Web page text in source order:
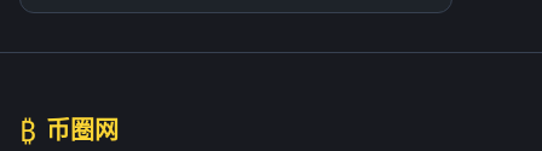
₿ 币圈网